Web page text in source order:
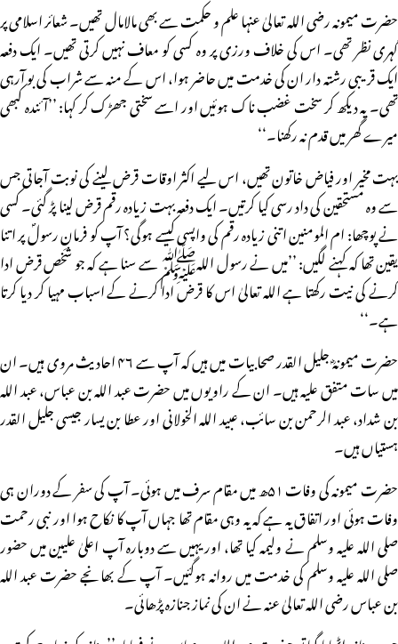
حضرت میمونہ رضی اللہ تعالیٰ عنہا علم و حکمت سے بھی مالامال تھیں۔ شعائر اسلامی پر
گہری نظر تھی۔ اس کی خلاف ورزی پر وہ کسی کو معاف نہیں کرتی تھیں۔ ایک دفعہ
ایک قریبی رشتہ دار ان کی خدمت میں حاضر ہوا، اس کے منہ سے شراب کی بو آرہی
تھی۔ یہ دیکھ کر سخت غضب ناک ہوئیں اور اسے سختی جھڑک کر کہا: ’’آئندہ کبھی
میرے گھر میں قدم نہ رکھنا۔‘‘
بہت مخیر اور فیاض خاتون تھیں، اس لیے اکثر اوقات قرض لینے کی نوبت آجاتی جس
سے وہ مستحقین کی داد رسی کیا کرتیں۔ ایک دفعہ بہت زیادہ رقم قرض لینا پڑ گئی۔ کسی
نے پوچھا: ام المومنین اتنی زیادہ رقم کی واپسی کیسے ہوگی؟ آپ کو فرمانِ رسولؐ پر اتنا
یقین تھا کہ کہنے لگیں: ’’میں نے رسول اللہﷺ سے سنا ہے کہ جو شخص قرض ادا
کرنے کی نیت رکھتا ہے اللہ تعالیٰ اس کا قرض ادا کرنے کے اسباب مہیا کر دیا کرتا
ہے۔‘‘
حضرت میمونہؓ جلیل القدر صحابیات میں ہیں کہ آپ سے ۴۶ احادیث مروی ہیں۔ ان
میں سات متفق علیہ ہیں۔ ان کے راویوں میں حضرت عبد اللہ بن عباس، عبد اللہ
بن شداد، عبد الرحمن بن سائب، عبید اللہ الخولانی اور عطا بن یسار جیسی جلیل القدر
ہستیاں ہیں۔
حضرت میمونہ کی وفات ۵۱ھ میں مقام سرف میں ہوئی۔ آپ کی سفر کے دوران ہی
وفات ہوئی اور اتفاق یہ ہے کہ یہ وہی مقام تھا جہاں آپ کا نکاح ہوا اور نبی رحمت
صلی اللہ علیہ وسلم نے ولیمہ کیا تھا، اور یہیں سے دوبارہ آپ اعلیٰ علیین میں حضور
صلی اللہ علیہ وسلم کی خدمت میں روانہ ہوگئیں۔ آپ کے بھانجے حضرت عبد اللہ
بن عباس رضی اللہ تعالیٰ عنہ نے ان کی نماز جنازہ پڑھائی۔